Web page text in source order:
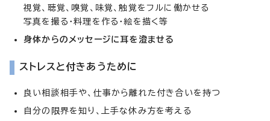
視覚、聴覚、嗅覚、味覚、触覚をフルに働かせる
写真を撮る・料理を作る・絵を描く等
身体からのメッセージに耳を澄ませる
ストレスと付きあうために
良い相談相手や、仕事から離れた付き合いを持つ
自分の限界を知り、上手な休み方を考える